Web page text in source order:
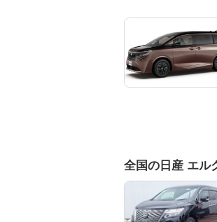
全国の日産 エル